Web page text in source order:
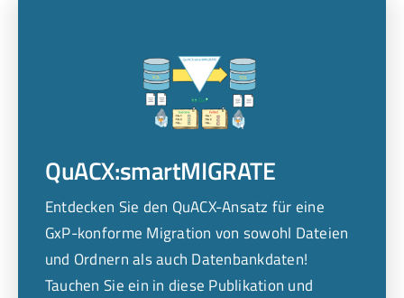
QuACX:smartMIGRATE
Entdecken Sie den QuACX-Ansatz für eine
GxP-konforme Migration von sowohl Dateien
und Ordnern als auch Datenbankdaten!
Tauchen Sie ein in diese Publikation und